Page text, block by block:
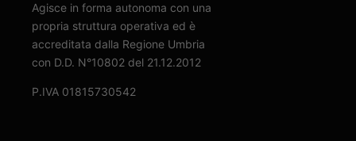
Agisce in forma autonoma con una
propria struttura operativa ed è
accreditata dalla Regione Umbria
con D.D. N°10802 del 21.12.2012
P.IVA 01815730542